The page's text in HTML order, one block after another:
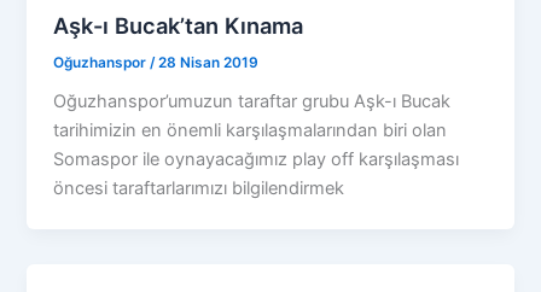
Aşk-ı Bucak’tan Kınama
Oğuzhanspor /28 Nisan 2019
Oğuzhanspor’umuzun taraftar grubu Aşk-ı Bucak
tarihimizin en önemli karşılaşmalarından biri olan
Somaspor ile oynayacağımız play off karşılaşması
öncesi taraftarlarımızı bilgilendirmek